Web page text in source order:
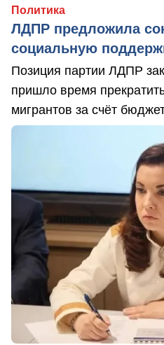
Политика
ЛДПР предложила
социальную
Позиция партии ЛДПР
пришло время
мигрантов за счёт